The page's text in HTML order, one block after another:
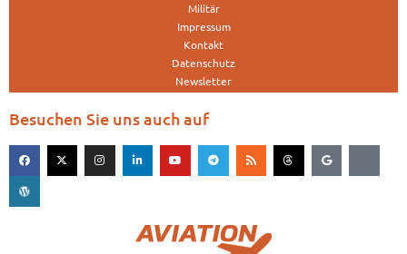
Militär
Impressum
Kontakt
Datenschutz
Newsletter
Besuchen Sie uns auch auf